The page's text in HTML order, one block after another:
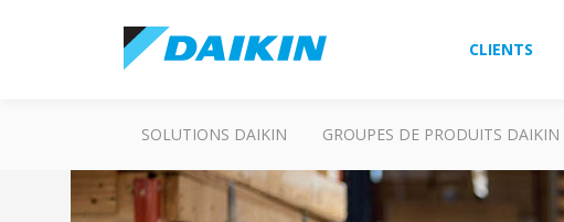
CLIENTS
SOLUTIONS DAIKIN GROUPES DE PRODUITS DAIKIN